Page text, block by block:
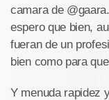
camara de
espero que bien,
fueran de un
bien como para
Y menuda rapidez